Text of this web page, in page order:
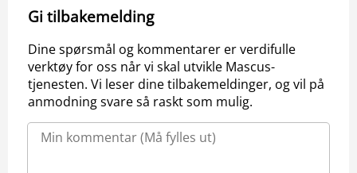
Gi tilbakemelding
Dine spørsmål og kommentarer er verdifulle
verktøy for oss når vi skal utvikle Mascus-
tjenesten. Vi leser dine tilbakemeldinger, og vil på
anmodning svare så raskt som mulig.